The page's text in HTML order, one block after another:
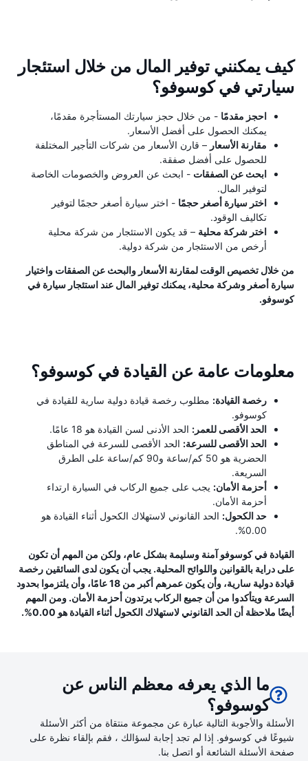
كيف يمكنني توفير المال من خلال استئجار
سيارتي في كوسوفو؟
احجز مقدمًا - من خلال حجز سيارتك المستأجرة مقدمًا،
يمكنك الحصول على أفضل الأسعار.
مقارنة الأسعار – قارن الأسعار من شركات التأجير المختلفة
للحصول على أفضل صفقة.
ابحث عن الصفقات - ابحث عن العروض والخصومات الخاصة
لتوفير المال.
اختر سيارة أصغر حجمًا - اختر سيارة أصغر حجمًا لتوفير
تكاليف الوقود.
اختر شركة محلية – قد يكون الاستئجار من شركة محلية
أرخص من الاستئجار من شركة دولية.
من خلال تخصيص الوقت لمقارنة الأسعار والبحث عن الصفقات واختيار
سيارة أصغر وشركة محلية، يمكنك توفير المال عند استئجار سيارة في
كوسوفو.
معلومات عامة عن القيادة في كوسوفو؟
رخصة القيادة: مطلوب رخصة قيادة دولية سارية للقيادة في
كوسوفو.
الحد الأقصى للعمر: الحد الأدنى لسن القيادة هو 18 عامًا.
الحد الأقصى للسرعة: الحد الأقصى للسرعة في المناطق
الحضرية هو 50 كم/ساعة و90 كم/ساعة على الطرق
السريعة.
أحزمة الأمان: يجب على جميع الركاب في السيارة ارتداء
أحزمة الأمان.
حد الكحول: الحد القانوني لاستهلاك الكحول أثناء القيادة هو
0.00%.
القيادة في كوسوفو آمنة وسليمة بشكل عام، ولكن من المهم أن تكون
على دراية بالقوانين واللوائح المحلية. يجب أن يكون لدى السائقين رخصة
قيادة دولية سارية، وأن يكون عمرهم أكبر من 18 عامًا، وأن يلتزموا بحدود
السرعة ويتأكدوا من أن جميع الركاب يرتدون أحزمة الأمان. ومن المهم
أيضًا ملاحظة أن الحد القانوني لاستهلاك الكحول أثناء القيادة هو 0.00%.
ما الذي يعرفه معظم الناس عن
كوسوفو؟
الأسئلة والأجوبة التالية عبارة عن مجموعة منتقاة من أكثر الأسئلة
شيوعًا في كوسوفو. إذا لم تجد إجابة لسؤالك ، فقم بإلقاء نظرة على
صفحة الأسئلة الشائعة أو اتصل بنا.